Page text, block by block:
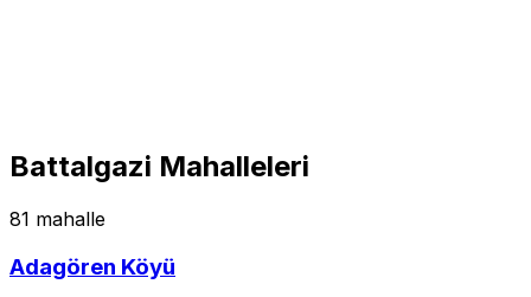
Battalgazi Mahalleleri
81 mahalle
Adagören Köyü